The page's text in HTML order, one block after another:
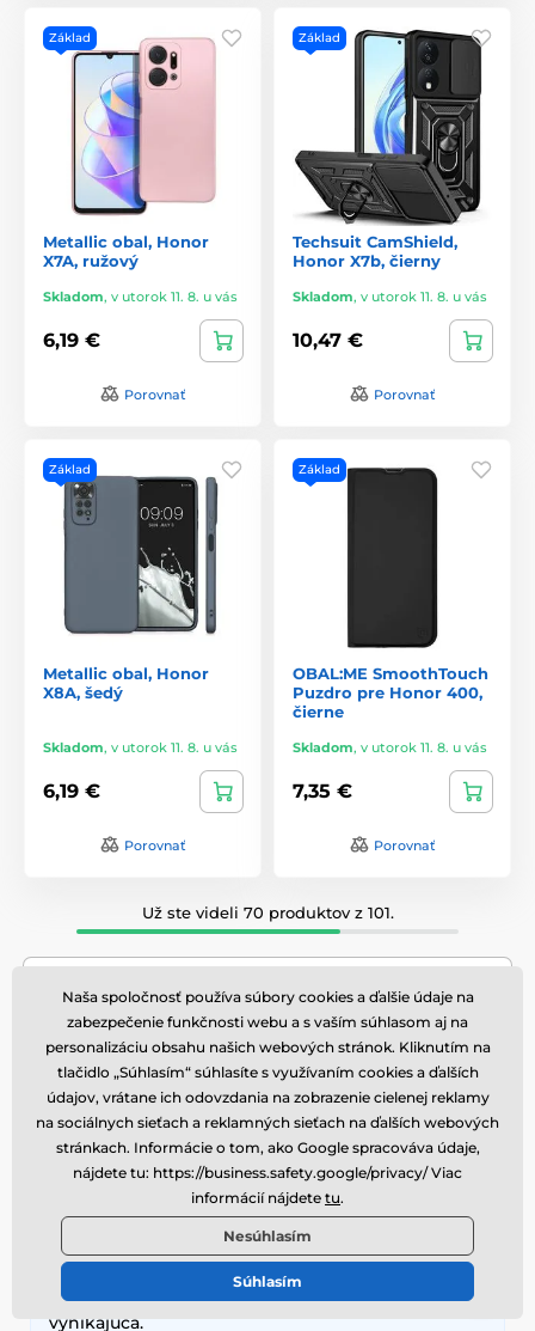
Základ
Metallic obal, Honor
X7A, ružový
Skladom, v utorok 11. 8. u vás
6,19 €
Porovnať
Základ
Techsuit CamShield,
Honor X7b, čierny
Skladom, v utorok 11. 8. u vás
10,47 €
Porovnať
Základ
Metallic obal, Honor
X8A, šedý
Skladom, v utorok 11. 8. u vás
6,19 €
Porovnať
Základ
OBAL:ME SmoothTouch
Puzdro pre Honor 400,
čierne
Skladom, v utorok 11. 8. u vás
7,35 €
Porovnať
Už ste videli 70 produktov z 101.
1 2
Overené
našimi zákazníkmi
95%
zákazníkov odporúča
náš obchod
Super rýchle dodanie. A cena produktov
vynikajúca.
Naša spoločnosť používa súbory cookies a ďalšie údaje na
zabezpečenie funkčnosti webu a s vaším súhlasom aj na
personalizáciu obsahu našich webových stránok. Kliknutím na
tlačidlo „Súhlasím“ súhlasíte s využívaním cookies a ďalších
údajov, vrátane ich odovzdania na zobrazenie cielenej reklamy
na sociálnych sieťach a reklamných sieťach na ďalších webových
stránkach. Informácie o tom, ako Google spracováva údaje,
nájdete tu: https://business.safety.google/privacy/ Viac
informácií nájdete tu.
Nesúhlasím
Súhlasím